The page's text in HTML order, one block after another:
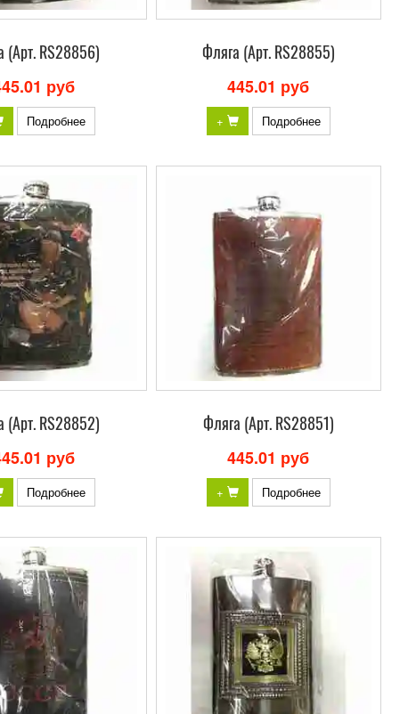
(Арт. RS28856)
руб
Подробнее
Фляга (Арт. RS28855)
445.01 руб
+ Подробнее
(Арт. RS28852)
руб
Подробнее
Фляга (Арт. RS28851)
445.01 руб
+ Подробнее